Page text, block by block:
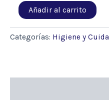
EUCERIN
ANTI-
PIGMENT
GEL
Añadir al carrito
Categorías: Higiene y